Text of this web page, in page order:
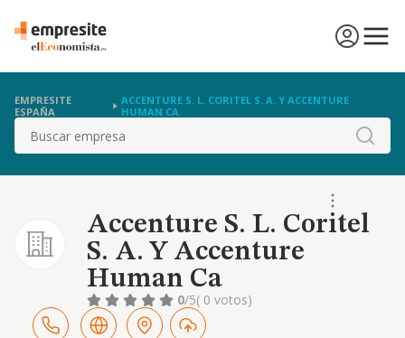
EMPRESITE
ESPAÑA
ACCENTURE S. L. CORITEL S. A. Y ACCENTURE
HUMAN CA
Buscar
Accenture S. L. Coritel
S. A. Y Accenture
Human Ca
0/5( 0 votos)